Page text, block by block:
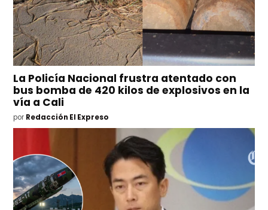
La Policía Nacional frustra atentado con
bus bomba de 420 kilos de explosivos en la
vía a Cali
por Redacción El Expreso